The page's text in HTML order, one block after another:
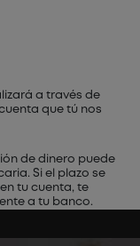
a través de
que tú nos
de dinero puede
Si el plazo se
tu cuenta, te
a tu banco.